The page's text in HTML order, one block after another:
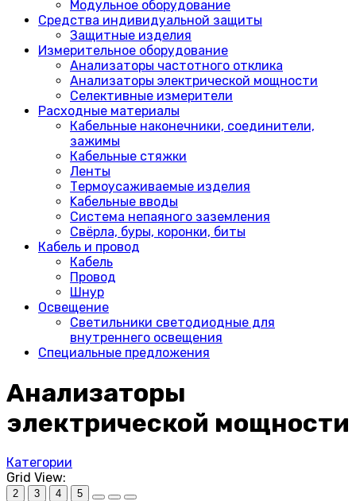
Модульное оборудование
Средства индивидуальной защиты
Защитные изделия
Измерительное оборудование
Анализаторы частотного отклика
Анализаторы электрической мощности
Селективные измерители
Расходные материалы
Кабельные наконечники, соединители,
зажимы
Кабельные стяжки
Ленты
Термоусаживаемые изделия
Kабельные вводы
Система непаяного заземления
Свёрла, буры, коронки, биты
Кабель и провод
Кабель
Провод
Шнур
Освещение
Светильники светодиодные для
внутреннего освещения
Специальные предложения
Анализаторы
электрической мощности
Категории
Grid View:
2 3 4 5